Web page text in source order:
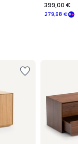
279,98 €
399,00 €